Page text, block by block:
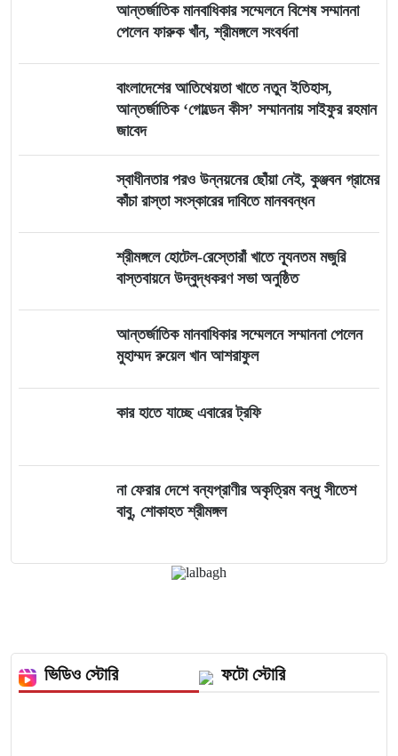
আন্তর্জাতিক মানবাধিকার সম্মেলনে বিশেষ সম্মাননা
পেলেন ফারুক খাঁন, শ্রীমঙ্গলে সংবর্ধনা
বাংলাদেশের আতিথেয়তা খাতে নতুন ইতিহাস,
আন্তর্জাতিক ‘গোল্ডেন কীস’ সম্মাননায় সাইফুর রহমান
জাবেদ
স্বাধীনতার পরও উন্নয়নের ছোঁয়া নেই, কুঞ্জবন গ্রামের
কাঁচা রাস্তা সংস্কারের দাবিতে মানববন্ধন
শ্রীমঙ্গলে হোটেল-রেস্তোরাঁ খাতে ন্যূনতম মজুরি
বাস্তবায়নে উদ্বুদ্ধকরণ সভা অনুষ্ঠিত
আন্তর্জাতিক মানবাধিকার সম্মেলনে সম্মাননা পেলেন
মুহাম্মদ রুয়েল খান আশরাফুল
কার হাতে যাচ্ছে এবারের ট্রফি
না ফেরার দেশে বন্যপ্রাণীর অকৃত্রিম বন্ধু সীতেশ
বাবু, শোকাহত শ্রীমঙ্গল
ভিডিও স্টোরি ফটো স্টোরি